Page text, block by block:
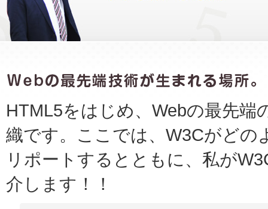
HTML5をはじめ、Webの最先
織です。ここでは、W3Cがどの
リポートするとともに、私が
介します！！